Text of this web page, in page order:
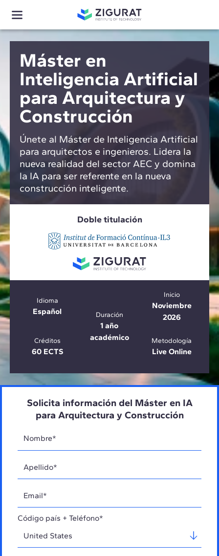
Máster en
Inteligencia Artificial
para Arquitectura y
Construcción
Únete al Máster de Inteligencia Artificial
para arquitectos e ingenieros. Lidera la
nueva realidad del sector AEC y domina
la IA para ser referente en la nueva
construcción inteligente.
Doble titulación
Idioma
Español Duración
1 año
académico
Inicio
Noviembre
2026
Créditos
60 ECTS
Metodología
Live Online
Solicita información del Máster en IA
para Arquitectura y Construcción
Código país + Teléfono*